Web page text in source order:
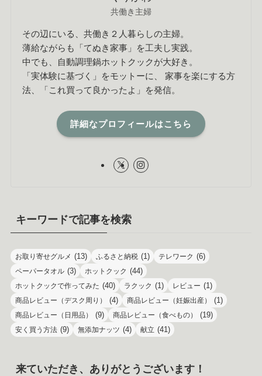
共働き主婦
その辺にいる、共働き２人暮らしの主婦。
薄給ながらも「てぬき家事」を工夫し実践。
中でも、自動調理鍋ホットクックが大好き。
「実体験に基づく」をモットーに、 家事を楽にする方
法、「これ買って良かったよ」を発信。
詳細なプロフィールはこちら
キーワードで記事を検索
お取り寄せグルメ (13) ふるさと納税 (1) テレワーク (6)
ペーパータオル (3) ホットクック (44)
ホットクックで作ってみた (40) ラクック (1) レビュー (1)
商品レビュー（デスク周り） (4) 商品レビュー（妊娠出産） (1)
商品レビュー（日用品） (9) 商品レビュー（食べもの） (19)
安く買う方法 (9) 無添加ナッツ (4) 献立 (41)
来ていただき、ありがとうございます！